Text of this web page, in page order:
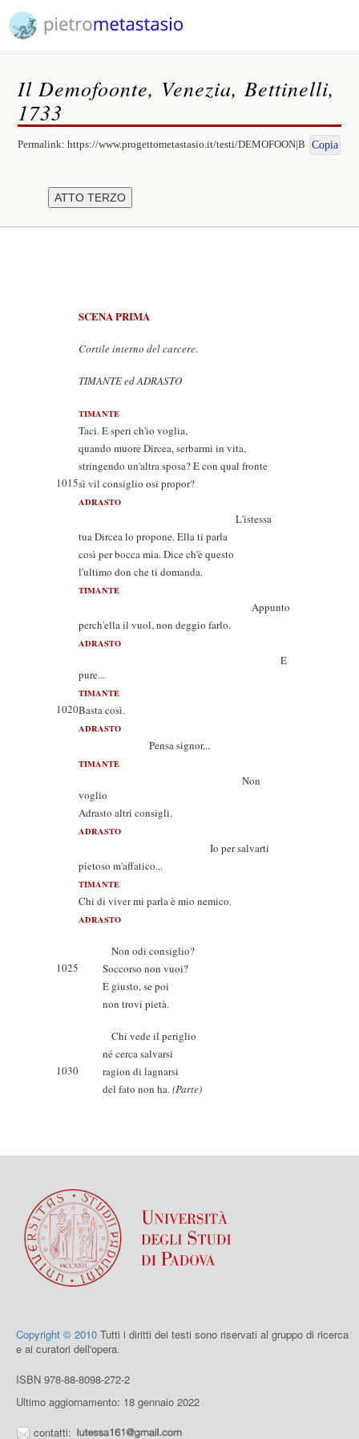
Il Demofoonte, Venezia, Bettinelli,
1733
Permalink:https://www.progettometastasio.it/testi/DEMOFOON|B Copia
SCENA PRIMA
Cortile interno del carcere.
TIMANTE ed ADRASTO
TIMANTE
Taci. E speri ch'io voglia,
quando muore Dircea, serbarmi in vita,
stringendo un'altra sposa? E con qual fronte
1015sì vil consiglio osi propor?
ADRASTO
L'istessa
tua Dircea lo propone. Ella ti parla
così per bocca mia. Dice ch'è questo
l'ultimo don che ti domanda.
TIMANTE
Appunto
perch'ella il vuol, non deggio farlo.
ADRASTO
E
pure...
TIMANTE
1020Basta così.
ADRASTO
Pensa signor...
TIMANTE
Non
voglio
Adrasto altri consigli.
ADRASTO
Io per salvarti
pietoso m'affatico...
TIMANTE
Chi di viver mi parla è mio nemico.
ADRASTO
Non odi consiglio?
1025
Soccorso non vuoi?
È giusto, se poi
non trovi pietà.
Chi vede il periglio
né cerca salvarsi
1030
ragion di lagnarsi
del fato non ha.(Parte)
Copyright © 2010 Tutti i diritti dei testi sono riservati al gruppo di ricerca
e ai curatori dell'opera.
ISBN 978-88-8098-272-2
Ultimo aggiornamento: 18 gennaio 2022
contatti: